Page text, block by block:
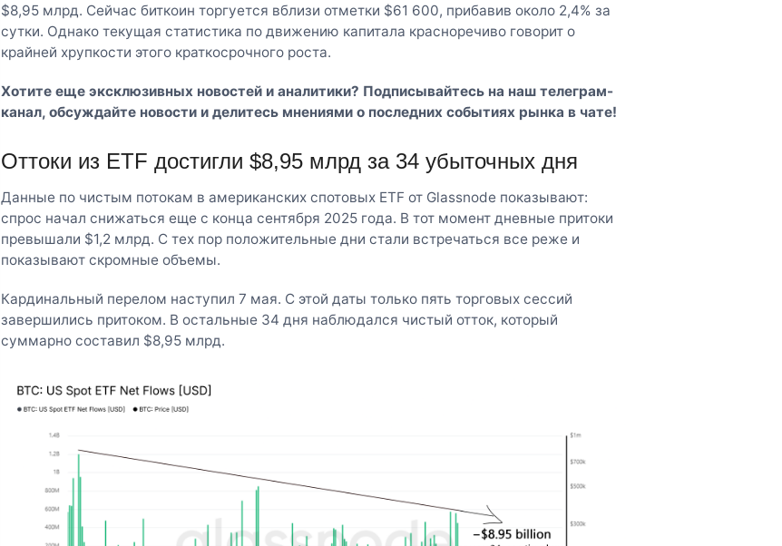
$8,95 млрд. Сейчас биткоин торгуется вблизи отметки $61 600, прибавив около 2,4% за
сутки. Однако текущая статистика по движению капитала красноречиво говорит о
крайней хрупкости этого краткосрочного роста.
Хотите еще эксклюзивных новостей и аналитики? Подписывайтесь на наштелеграм-
канал, обсуждайте новости и делитесь мнениями о последних событиях рынка в чате!
Оттоки из ETF достигли $8,95 млрд за 34 убыточных дня
Данные по чистым потокам в американских спотовых ETF от Glassnode показывают:
спрос начал снижаться еще с конца сентября 2025 года. В тот момент дневные притоки
превышали $1,2 млрд. С тех пор положительные дни стали встречаться все реже и
показывают скромные объемы.
Кардинальный перелом наступил 7 мая. С этой даты только пять торговых сессий
завершились притоком. В остальные 34 дня наблюдался чистый отток, который
суммарно составил $8,95 млрд.